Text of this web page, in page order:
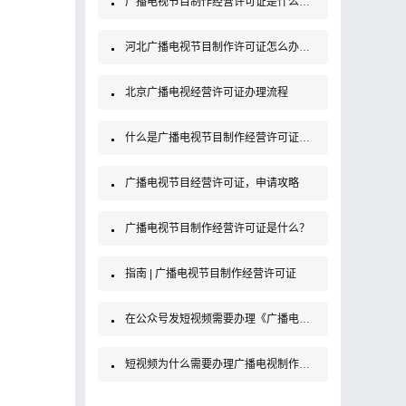
河北广播电视节目制作许可证怎么办理，需要准备什么材料？
北京广播电视经营许可证办理流程
什么是广播电视节目制作经营许可证？如何办理？
广播电视节目经营许可证，申请攻略
广播电视节目制作经营许可证是什么？
指南 | 广播电视节目制作经营许可证
在公众号发短视频需要办理《广播电视制作经营许可证》吗？
短视频为什么需要办理广播电视制作经营许可证？